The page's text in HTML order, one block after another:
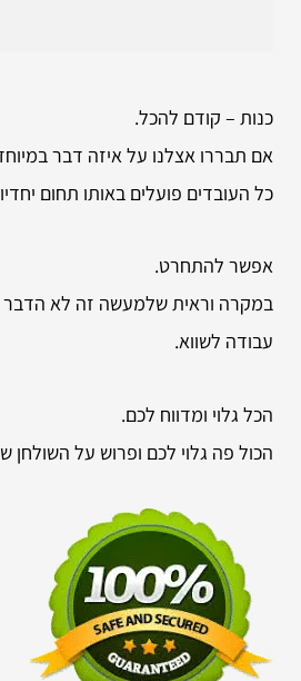
כנות – קודם להכל.
אם תבררו אצלנו על איזה דבר
כל העובדים פועלים באותו תחום
אפשר להתחרט.
במקרה וראית שלמעשה זה לא הדבר
עבודה לשווא.
הכל גלוי ומדווח לכם.
הכול פה גלוי לכם ופרוש על